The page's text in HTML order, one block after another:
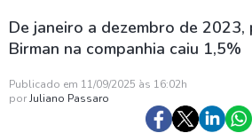
De janeiro a dezembro de 2023,
Birman na companhia caiu 1,5%
Publicado em 11/09/2025 às 16:02h
porJuliano Passaro